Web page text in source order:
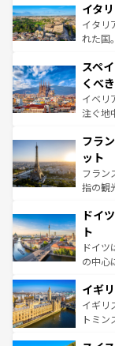
イタ
イタリ
れた国。
ろん、
景など
ピザや
できる
なお、
しい。
スペ
くべ
イベリ
注ぐ地
文化が
れる闘
る。首
アート
せる。
ンテン
フラ
ット
フラン
指の観
で、幅
聖堂、
から魅
れ、フ
香り高
らに
も豊か
ドイ
ト
ドイツ
の中心
顔を持
ルリン
してラ
イギ
イギリ
トミン